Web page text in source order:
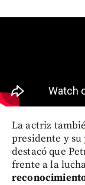
La actriz
presidente y su
destacó que
frente a la